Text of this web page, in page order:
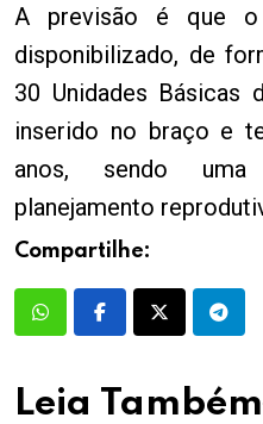
A previsão é que
disponibilizado, de
30 Unidades Básicas
inserido no braço e
anos, sendo
planejamento
Compartilhe:
Leia Também